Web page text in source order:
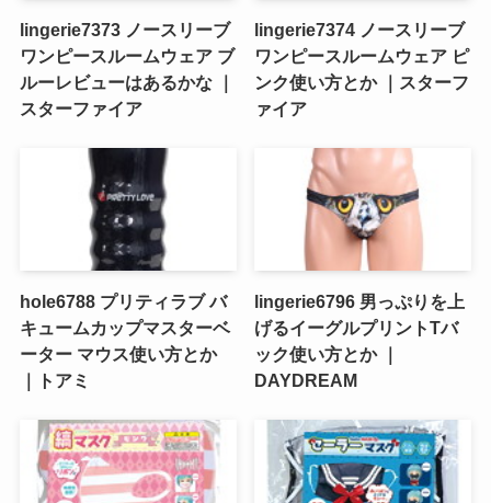
lingerie7373 ノースリーブ
ワンピースルームウェア ブ
ルーレビューはあるかな ｜
スターファイア
lingerie7374 ノースリーブ
ワンピースルームウェア ピ
ンク使い方とか ｜スターフ
ァイア
hole6788 プリティラブ バ
キュームカップマスターベ
ーター マウス使い方とか
｜トアミ
lingerie6796 男っぷりを上
げるイーグルプリントTバ
ック使い方とか ｜
DAYDREAM